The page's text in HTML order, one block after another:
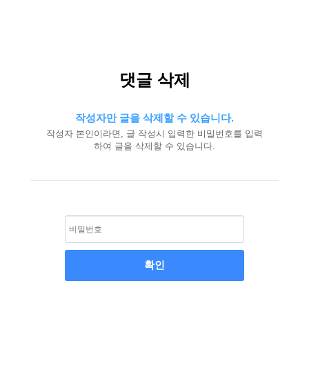
댓글 삭제
작성자만 글을 삭제할 수 있습니다.
작성자 본인이라면, 글 작성시 입력한 비밀번호를 입력
하여 글을 삭제할 수 있습니다.